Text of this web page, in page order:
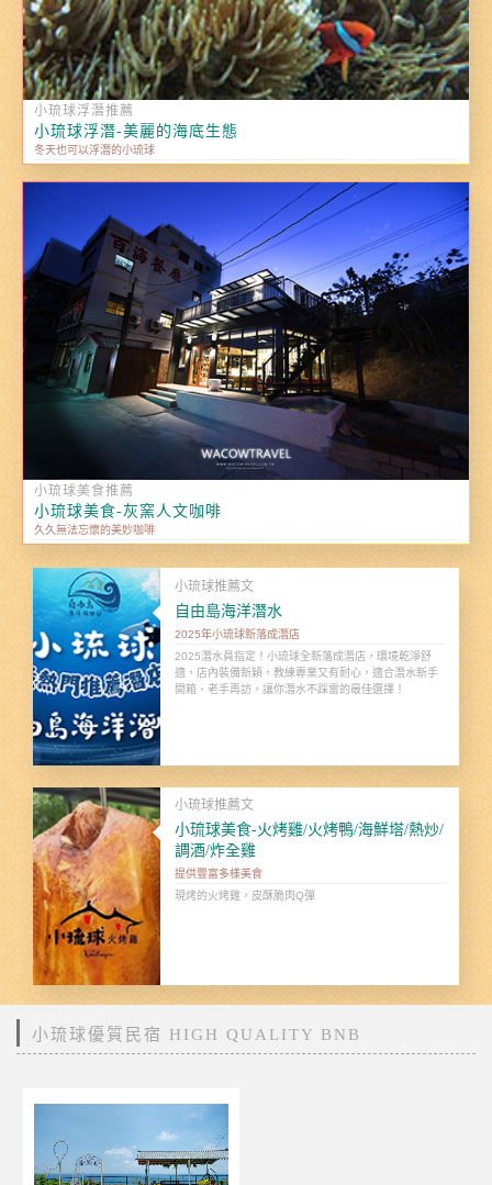
小琉球浮潛推薦
小琉球浮潛-美麗的海底生態
冬天也可以浮潛的小琉球
小琉球美食推薦
小琉球美食-灰窯人文咖啡
久久無法忘懷的美妙咖啡
小琉球推薦文
自由島海洋潛水
2025年小琉球新落成潛店
2025潛水員指定！小琉球全新落成潛店，環境乾淨舒
適，店內裝備新穎，教練專業又有耐心，適合潛水新手
開箱、老手再訪，讓你潛水不踩雷的最佳選擇！
小琉球推薦文
小琉球美食-火烤雞/火烤鴨/海鮮塔/熱炒/
調酒/炸全雞
提供豐富多樣美食
現烤的火烤雞，皮酥脆肉Q彈
小琉球優質民宿 HIGH QUALITY BNB